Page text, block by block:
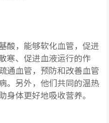
酸，能够软化血管，促进
寒、促进血液运行的作
通血管，预防和改善血管
。另外，他们共同的温热
身体更好地吸收营养。